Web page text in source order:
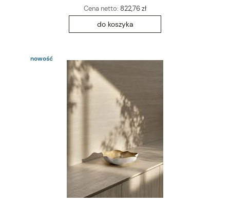
Cena netto: 822,76 zł
do koszyka
nowość